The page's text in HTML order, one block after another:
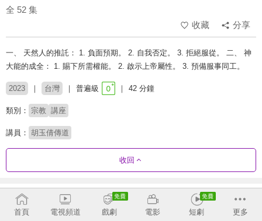
全 52 集
收藏
分享
一、 天然人的推託： 1. 負面預期。 2. 自我否定。 3. 拒絕服從。 二、 神
大能的成全： 1. 賜下所需權能。 2. 啟示上帝屬性。 3. 預備服事同工。
2023 台灣 普遍級 42 分鐘
類別： 宗教 講座
講員： 胡玉倩傳道
收回
劇集列表 反序
2026
首頁 電視頻道 戲劇 電影 短劇 更多